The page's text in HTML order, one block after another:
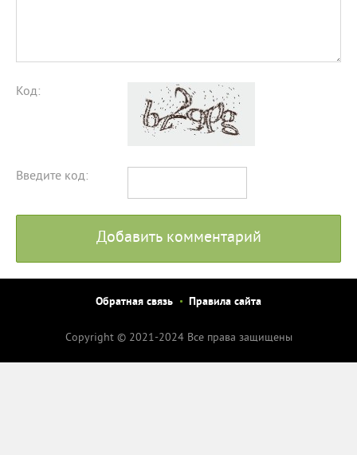
Код:
Введите код:
Добавить комментарий
Обратная связь Правила сайта
Copyright © 2021-2024 Все права защищены